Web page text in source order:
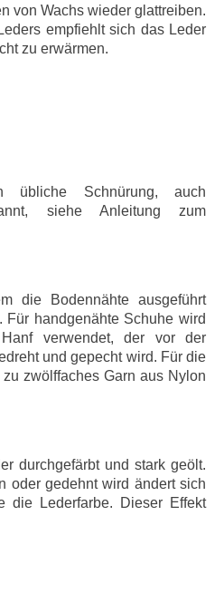
von Wachs wieder glattreiben.
empfiehlt sich das Leder
zu erwärmen.
übliche Schnürung, auch
siehe Anleitung zum
die Bodennähte ausgeführt
Für handgenähte Schuhe wird
verwendet, der vor der
und gepecht wird. Für die
zwölffaches Garn aus Nylon
durchgefärbt und stark geölt.
oder gedehnt wird ändert sich
die Lederfarbe. Dieser Effekt